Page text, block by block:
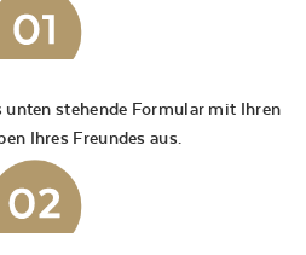
unten stehende Formular mit Ihren
Ihres Freundes aus.